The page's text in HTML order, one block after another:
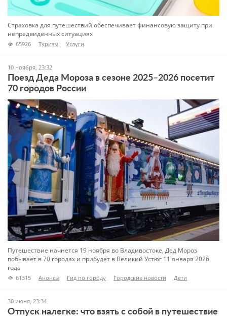
Страховка для путешествий обеспечивает финансовую защиту при
непредвиденных ситуациях
65926 Туризм Услуги
10 ноября, 23:32
Поезд Деда Мороза в сезоне 2025–2026 посетит
70 городов России
Путешествие начнется 19 ноября во Владивостоке, Дед Мороз
побывает в 70 городах и прибудет в Великий Устюг 11 января 2026
года
61315 Анонсы Гид по городу Городские новости
Дети
30 июня, 23:34
Отпуск налегке: что взять с собой в путешествие